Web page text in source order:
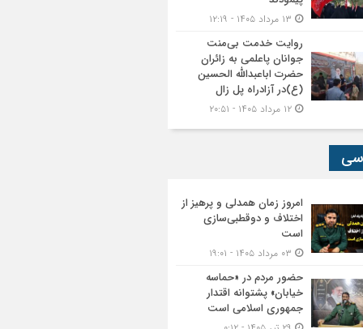
روایت خدمت بی‌منت
جوانان پاعلمی به زائران
حضرت اباعبدالله الحسین
(ع)در آزادراه پل زال
امروز زمان همدلی و پرهیز از
اختلاف و دوقطبی‌سازی
است
حضور مردم در «حماسه
خیابان» پشتوانه اقتدار
جمهوری اسلامی است